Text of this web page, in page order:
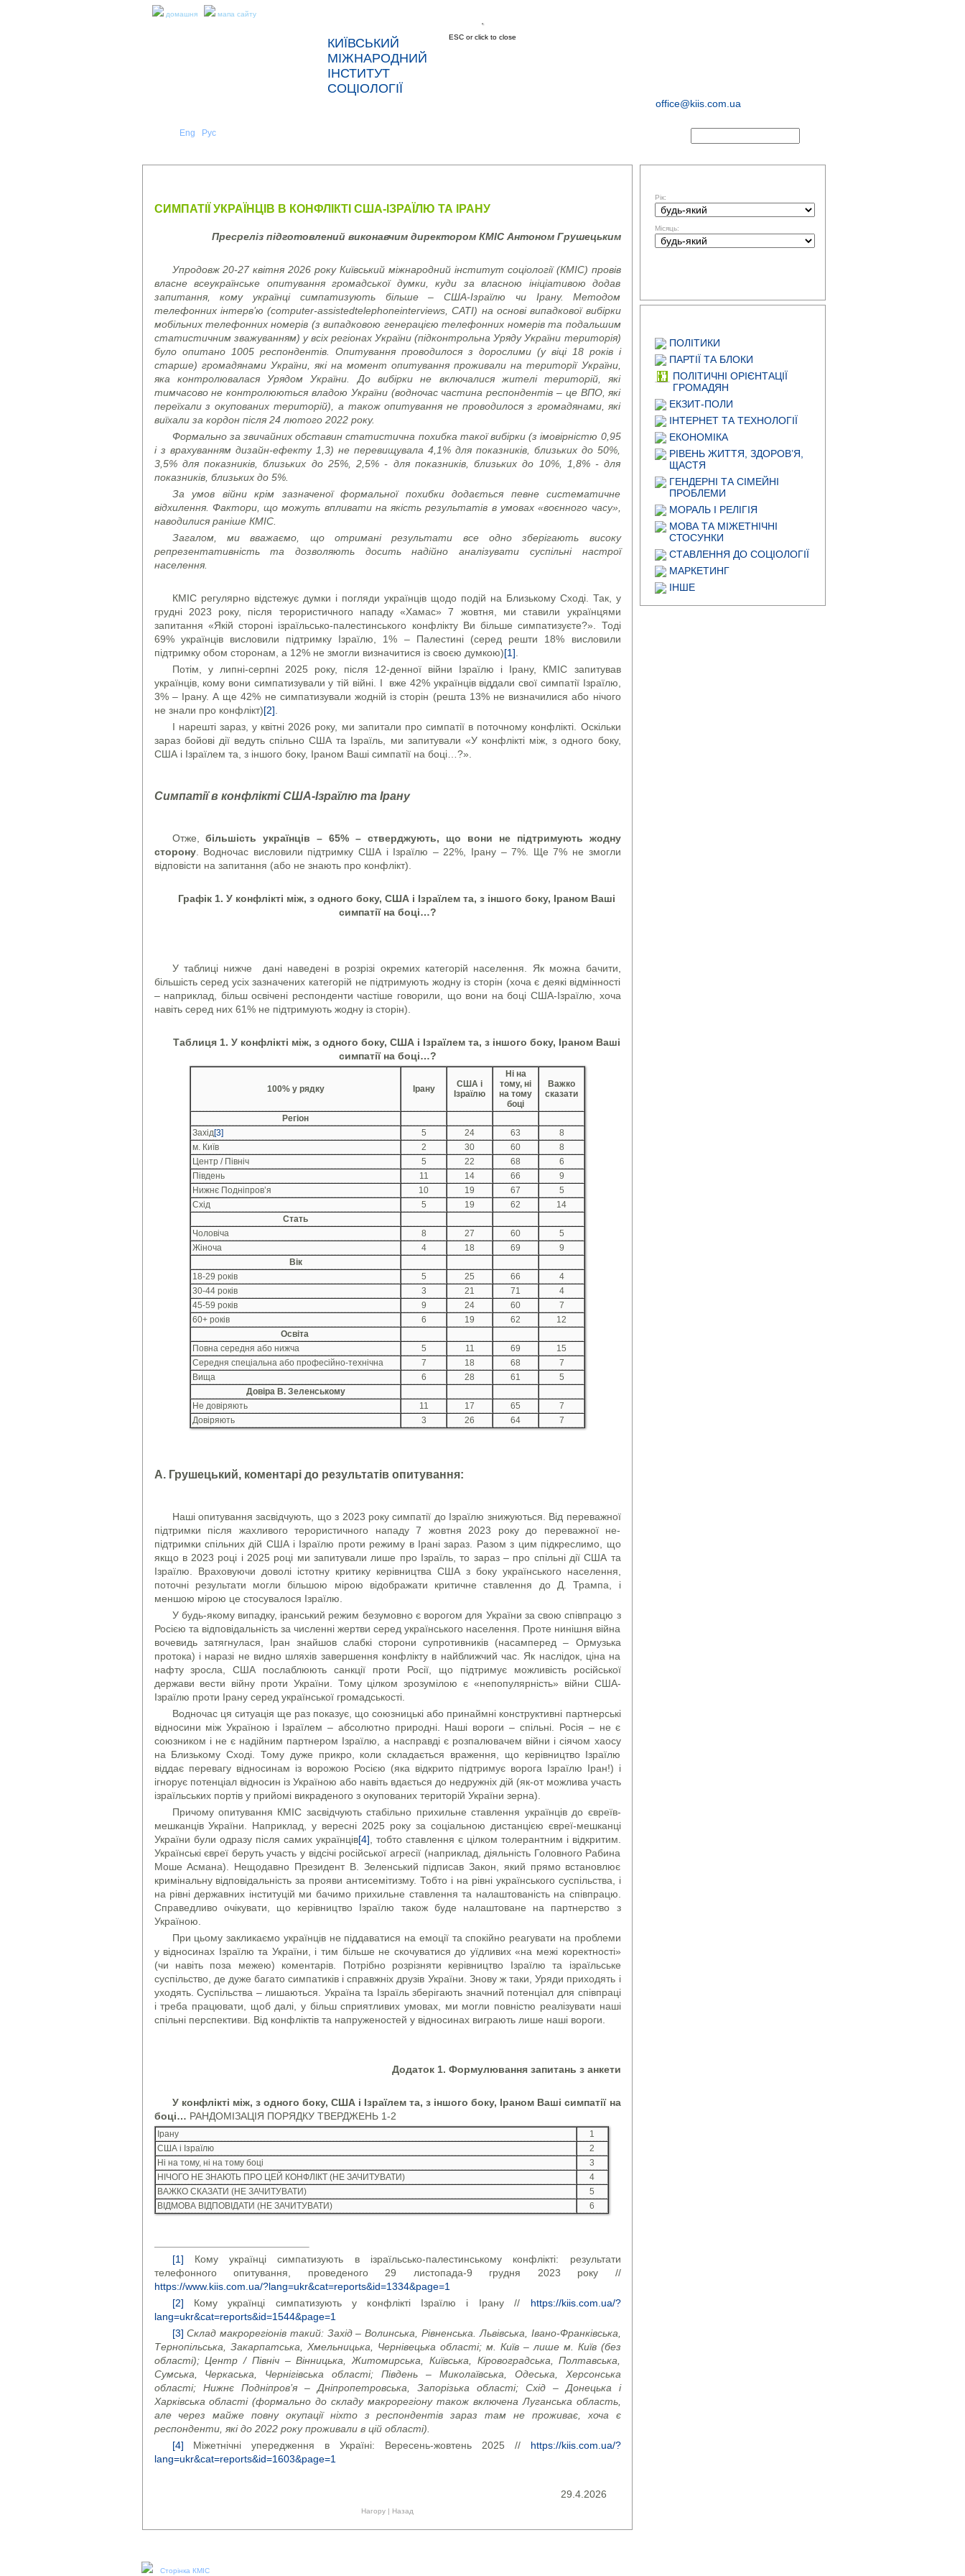
домашня мапа сайту
КИЇВСЬКИЙ
МІЖНАРОДНИЙ
ІНСТИТУТ
СОЦІОЛОГІЇ
office@kiis.com.ua
Eng Рус
ESC or click to close
СИМПАТІЇ УКРАЇНЦІВ В КОНФЛІКТІ США-ІЗРАЇЛЮ ТА ІРАНУ
Пресреліз підготовлений виконавчим директором КМІС Антоном Грушецьким
Упродовж 20-27 квітня 2026 року Київський міжнародний інститут соціології (КМІС) провів
власне всеукраїнське опитування громадської думки, куди за власною ініціативою додав
запитання, кому українці симпатизують більше – США-Ізраїлю чи Ірану. Методом
телефонних інтерв’ю (computer-assistedtelephoneinterviews , CATI) на основі випадкової вибірки
мобільних телефонних номерів (з випадковою генерацією телефонних номерів та подальшим
статистичним зважуванням) у всіх регіонах України (підконтрольна Уряду України територія)
було опитано 1005 респондентів. Опитування проводилося з дорослими (у віці 18 років і
старше) громадянами України, які на момент опитування проживали на території України,
яка контролювалася Урядом України. До вибірки не включалися жителі територій, які
тимчасово не контролюються владою України (водночас частина респондентів – це ВПО, які
переїхали з окупованих територій), а також опитування не проводилося з громадянами, які
виїхали за кордон після 24 лютого 2022 року.
Формально за звичайних обставин статистична похибка такої вибірки (з імовірністю 0,95
і з врахуванням дизайн-ефекту 1,3) не перевищувала 4,1% для показників, близьких до 50%,
3,5% для показників, близьких до 25%, 2,5% - для показників, близьких до 10%, 1,8% - для
показників, близьких до 5%.
За умов війни крім зазначеної формальної похибки додається певне систематичне
відхилення. Фактори, що можуть впливати на якість результатів в умовах «воєнного часу»,
наводилися раніше КМІС.
Загалом, ми вважаємо, що отримані результати все одно зберігають високу
репрезентативність та дозволяють досить надійно аналізувати суспільні настрої
населення.
КМІС регулярно відстежує думки і погляди українців щодо подій на Близькому Сході. Так, у
грудні 2023 року, після терористичного нападу «Хамас» 7 жовтня, ми ставили українцями
запитання «Якій стороні ізраїльсько-палестинського конфлікту Ви більше симпатизуєте?». Тоді
69% українців висловили підтримку Ізраїлю, 1% – Палестині (серед решти 18% висловили
підтримку обом сторонам, а 12% не змогли визначитися із своєю думкою)[1]
Потім, у липні-серпні 2025 року, після 12-денної війни Ізраїлю і Ірану, КМІС запитував
українців, кому вони симпатизували у тій війні. І вже 42% українців віддали свої симпатії Ізраїлю,
3% – Ірану. А ще 42% не симпатизували жодній із сторін (решта 13% не визначилися або нічого
не знали про конфлікт)[2]
І нарешті зараз, у квітні 2026 року, ми запитали про симпатії в поточному конфлікті. Оскільки
зараз бойові дії ведуть спільно США та Ізраїль, ми запитували «У конфлікті між, з одного боку,
США і Ізраїлем та, з іншого боку, Іраном Ваші симпатії на боці…?».
Симпатії в конфлікті США-Ізраїлю та Ірану
Отже,більшість українців – 65% – стверджують, що вони не підтримують жодну
сторону. Водночас висловили підтримку США і Ізраїлю – 22%, Ірану – 7%. Ще 7% не змогли
відповісти на запитання (або не знають про конфлікт).
Графік 1. У конфлікті між, з одного боку, США і Ізраїлем та, з іншого боку, Іраном Ваші
симпатії на боці…?
У таблиці нижче дані наведені в розрізі окремих категорій населення. Як можна бачити,
більшість серед усіх зазначених категорій не підтримують жодну із сторін (хоча є деякі відмінності
– наприклад, більш освічені респонденти частіше говорили, що вони на боці США-Ізраїлю, хоча
навіть серед них 61% не підтримують жодну із сторін).
Таблиця 1. У конфлікті між, з одного боку, США і Ізраїлем та, з іншого боку, Іраном Ваші
симпатії на боці…?
100% у рядку Ірану
США і
Ізраїлю
Ні на
тому, ні
на тому
боці
Важко
сказати
Регіон
Захід[3] 5 24 63
8
м. Київ
2 30 60
8
Центр / Північ
5 22 68
6
Південь
11 14 66
9
Нижнє Подніпров’я
10 19 67
5
Схід
5 19 62
14
Стать
Чоловіча
8 27 60
5
Жіноча
4 18 69
9
Вік
18-29 років
5 25 66
4
30-44 років
3 21 71
4
45-59 років
9 24 60
7
60+ років
6 19 62
12
Освіта
Повна середня або нижча
5 11 69
15
Середня спеціальна або професійно-технічна
7 18 68
7
Вища
6 28 61
5
Довіра В. Зеленському
Не довіряють
11 17 65
7
Довіряють
3 26 64 7
А. Грушецький, коментарі до результатів опитування:
Наші опитування засвідчують, що з 2023 року симпатії до Ізраїлю знижуються. Від переважної
підтримки після жахливого терористичного нападу 7 жовтня 2023 року до переважної не-
підтримки спільних дій США і Ізраїлю проти режиму в Ірані зараз. Разом з цим підкреслимо, що
якщо в 2023 році і 2025 році ми запитували лише про Ізраїль, то зараз – про спільні дії США та
Ізраїлю. Враховуючи доволі істотну критику керівництва США з боку українського населення,
поточні результати могли більшою мірою відображати критичне ставлення до Д. Трампа, і
меншою мірою це стосувалося Ізраїлю.
У будь-якому випадку, іранський режим безумовно є ворогом для України за свою співпрацю з
Росією та відповідальність за численні жертви серед українського населення. Проте нинішня війна
вочевидь затягнулася, Іран знайшов слабкі сторони супротивників (насамперед – Ормузька
протока) і наразі не видно шляхів завершення конфлікту в найближчий час. Як наслідок, ціна на
нафту зросла, США послаблюють санкції проти Росії, що підтримує можливість російської
держави вести війну проти України. Тому цілком зрозумілою є «непопулярність» війни США-
Ізраїлю проти Ірану серед української громадськості.
Водночас ця ситуація ще раз показує, що союзницькі або принаймні конструктивні партнерські
відносини між Україною і Ізраїлем – абсолютно природні. Наші вороги – спільні. Росія – не є
союзником і не є надійним партнером Ізраїлю, а насправді є розпалювачем війни і сіячом хаосу
на Близькому Сході. Тому дуже прикро, коли складається враження, що керівництво Ізраїлю
віддає перевагу відносинам із ворожою Росією (яка відкрито підтримує ворога Ізраїлю Іран!) і
ігнорує потенціал відносин із Україною або навіть вдається до недружніх дій (як-от можлива участь
ізраїльських портів у прийомі викраденого з окупованих територій України зерна).
Причому опитування КМІС засвідчують стабільно прихильне ставлення українців до євреїв-
мешканців України. Наприклад, у вересні 2025 року за соціальною дистанцією євреї-мешканці
України були одразу після самих українців[4] , тобто ставлення є цілком толерантним і відкритим.
Українські євреї беруть участь у відсічі російської агресії (наприклад, діяльність Головного Рабина
Моше Асмана). Нещодавно Президент В. Зеленський підписав Закон, який прямо встановлює
кримінальну відповідальність за прояви антисемітизму. Тобто і на рівні українського суспільства, і
на рівні державних інституцій ми бачимо прихильне ставлення та налаштованість на співпрацю.
Справедливо очікувати, що керівництво Ізраїлю також буде налаштоване на партнерство з
Україною.
При цьому закликаємо українців не піддаватися на емоції та спокійно реагувати на проблеми
у відносинах Ізраїлю та України, і тим більше не скочуватися до уїдливих «на межі коректності»
(чи навіть поза межею) коментарів. Потрібно розрізняти керівництво Ізраїлю та ізраїльське
суспільство, де дуже багато симпатиків і справжніх друзів України. Знову ж таки, Уряди приходять і
уходять. Суспільства – лишаються. Україна та Ізраїль зберігають значний потенціал для співпраці
і треба працювати, щоб далі, у більш сприятливих умовах, ми могли повністю реалізувати наші
спільні перспективи. Від конфліктів та напруженостей у відносинах виграють лише наші вороги.
Додаток 1. Формулювання запитань з анкети
У конфлікті між, з одного боку, США і Ізраїлем та, з іншого боку, Іраном Ваші симпатії на
боці… РАНДОМІЗАЦІЯ ПОРЯДКУ ТВЕРДЖЕНЬ 1-2
Ірану
1
США і Ізраїлю
2
Ні на тому, ні на тому боці
3
НІЧОГО НЕ ЗНАЮТЬ ПРО ЦЕЙ КОНФЛІКТ (НЕ ЗАЧИТУВАТИ)
4
ВАЖКО СКАЗАТИ (НЕ ЗАЧИТУВАТИ)
5
ВІДМОВА ВІДПОВІДАТИ (НЕ ЗАЧИТУВАТИ)
6
[1] Кому українці симпатизують в ізраїльсько-палестинському конфлікті: результати
телефонного опитування, проведеного 29 листопада-9 грудня 2023 року //
https://www.kiis.com.ua/?lang=ukr&cat=reports&id=1334&page=1
[2] Кому українці симпатизують у конфлікті Ізраїлю і Ірану // https://kiis.com.ua/?
lang=ukr&cat=reports&id=1544&page=1
[3] Склад макрорегіонів такий: Захід – Волинська, Рівненська. Львівська, Івано-Франківська,
Тернопільська, Закарпатська, Хмельницька, Чернівецька області; м. Київ – лише м. Київ (без
області); Центр / Північ – Вінницька, Житомирська, Київська, Кіровоградська, Полтавська,
Сумська, Черкаська, Чернігівська області; Південь – Миколаївська, Одеська, Херсонська
області; Нижнє Подніпров’я – Дніпропетровська, Запорізька області; Схід – Донецька і
Харківська області (формально до складу макрорегіону також включена Луганська область,
але через майже повну окупації ніхто з респондентів зараз там не проживає, хоча є
респонденти, які до 2022 року проживали в цій області).
[4] Міжетнічні упередження в Україні: Вересень-жовтень 2025 // https://kiis.com.ua/?
lang=ukr&cat=reports&id=1603&page=1
29.4.2026
Нагору | Назад
Рік:
Місяць:
ПОЛІТИКИ
ПАРТІЇ ТА БЛОКИ
ПОЛІТИЧНІ ОРІЄНТАЦІЇ
ГРОМАДЯН
ЕКЗИТ-ПОЛИ
ІНТЕРНЕТ ТА ТЕХНОЛОГІЇ
ЕКОНОМІКА
РІВЕНЬ ЖИТТЯ, ЗДОРОВ’Я,
ЩАСТЯ
ГЕНДЕРНІ ТА СІМЕЙНІ
ПРОБЛЕМИ
МОРАЛЬ І РЕЛІГІЯ
МОВА ТА МІЖЕТНІЧНІ
СТОСУНКИ
СТАВЛЕННЯ ДО СОЦІОЛОГІЇ
МАРКЕТИНГ
ІНШЕ
Сторінка КМІС